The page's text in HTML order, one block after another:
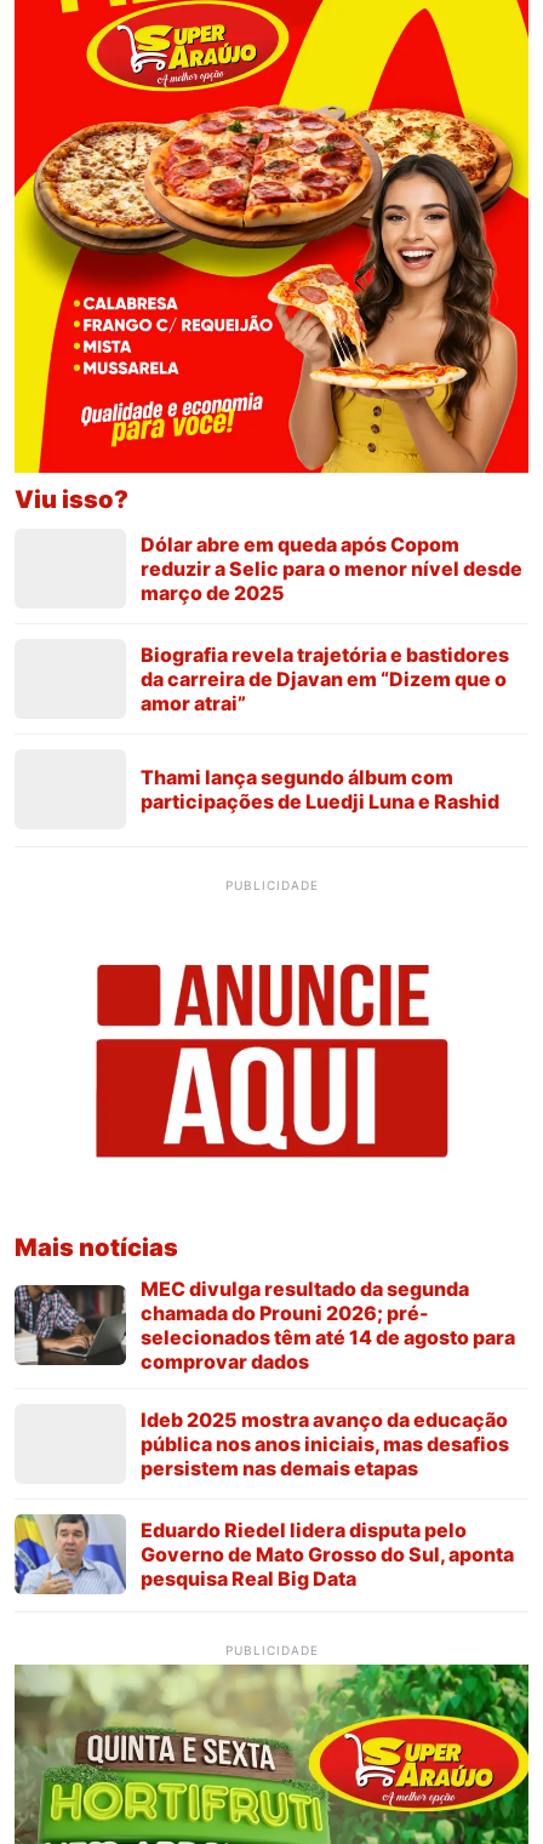
Viu isso?
Dólar abre em queda após Copom
reduzir a Selic para o menor nível desde
março de 2025
Biografia revela trajetória e bastidores
da carreira de Djavan em “Dizem que o
amor atrai”
Thami lança segundo álbum com
participações de Luedji Luna e Rashid
PUBLICIDADE
Mais notícias
MEC divulga resultado da segunda
chamada do Prouni 2026; pré-
selecionados têm até 14 de agosto para
comprovar dados
Ideb 2025 mostra avanço da educação
pública nos anos iniciais, mas desafios
persistem nas demais etapas
Eduardo Riedel lidera disputa pelo
Governo de Mato Grosso do Sul, aponta
pesquisa Real Big Data
PUBLICIDADE